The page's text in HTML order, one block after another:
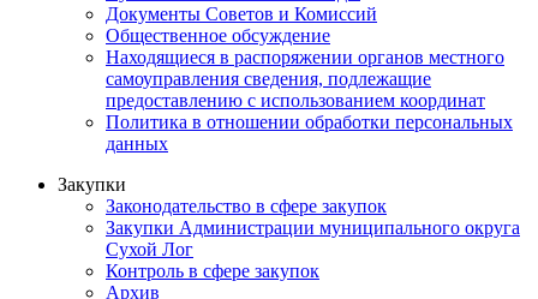
Документы Советов и Комиссий
Общественное обсуждение
Находящиеся в распоряжении органов местного
самоуправления сведения, подлежащие
предоставлению с использованием координат
Политика в отношении обработки персональных
данных
Закупки
Законодательство в сфере закупок
Закупки Администрации муниципального округа
Сухой Лог
Контроль в сфере закупок
Архив